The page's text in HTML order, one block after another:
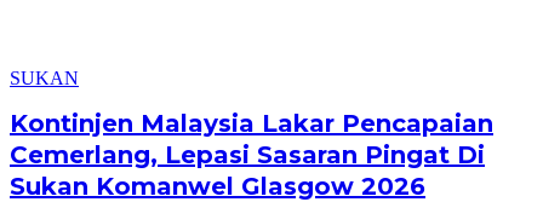
SUKAN
Kontinjen Malaysia Lakar Pencapaian
Cemerlang, Lepasi Sasaran Pingat Di
Sukan Komanwel Glasgow 2026